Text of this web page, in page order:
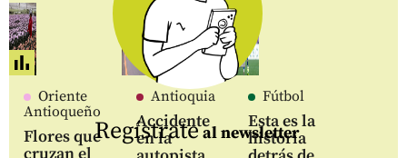
Oriente
Antioqueño
Flores que
cruzan el
Antioquia
Accidente
en la
Fútbol
Esta es la
historia
Regístrateal newsletter